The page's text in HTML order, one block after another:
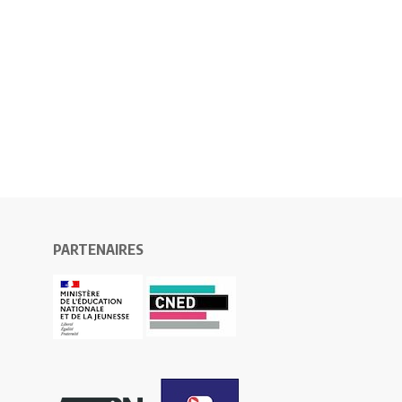
PARTENAIRES